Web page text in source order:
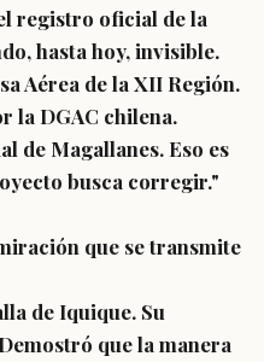
registro oficial de la
hasta hoy, invisible.
Aérea de la XII Región.
la DGAC chilena.
de Magallanes. Eso es
busca corregir."
que se transmite
de Iquique. Su
que la manera